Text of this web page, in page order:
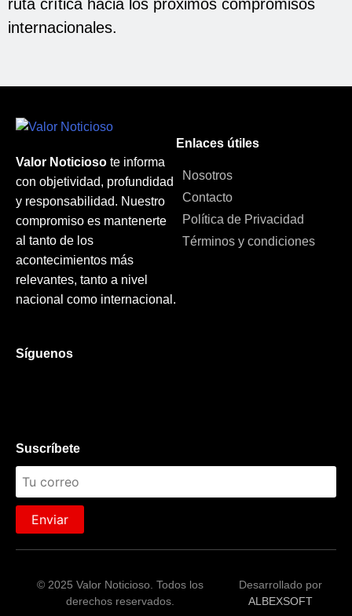
ruta crítica hacia los próximos compromisos
internacionales.
Valor Noticioso te informa
con objetividad, profundidad
y responsabilidad. Nuestro
compromiso es mantenerte
al tanto de los
acontecimientos más
relevantes, tanto a nivel
nacional como internacional.
Enlaces útiles
Nosotros
Contacto
Política de Privacidad
Términos y condiciones
Síguenos
Suscríbete
Enviar
© 2025 Valor Noticioso. Todos los
derechos reservados.
Desarrollado por
ALBEXSOFT